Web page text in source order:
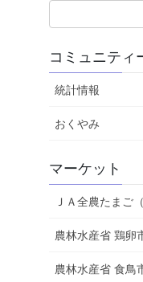
コミュニティ
統計情報
おくやみ
マーケット
ＪＡ全農たまご
農林水産省 鶏卵
農林水産省 食鳥